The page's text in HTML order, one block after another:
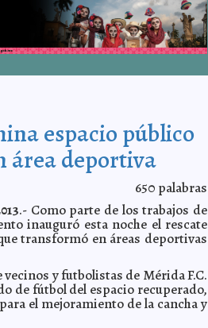
espacio público
área deportiva
650 palabras
.- Como parte de los trabajos de
inauguró esta noche el rescate
transformó en áreas deportivas
y futbolistas de Mérida F.C.
de fútbol del espacio recuperado,
el mejoramiento de la cancha y